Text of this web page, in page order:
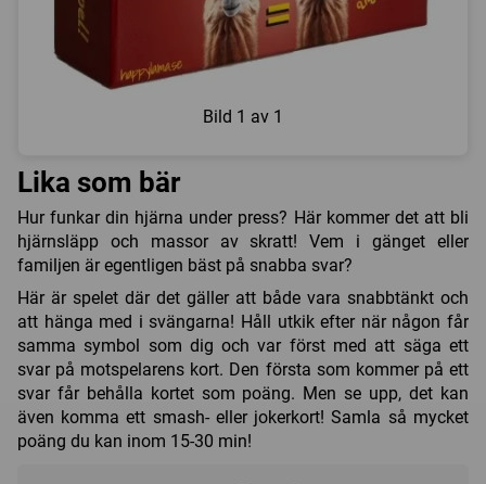
Bild 1 av 1
Lika som bär
Hur funkar din hjärna under press? Här kommer det att bli
hjärnsläpp och massor av skratt! Vem i gänget eller
familjen är egentligen bäst på snabba svar?
Här är spelet där det gäller att både vara snabbtänkt och
att hänga med i svängarna! Håll utkik efter när någon får
samma symbol som dig och var först med att säga ett
svar på motspelarens kort. Den första som kommer på ett
svar får behålla kortet som poäng. Men se upp, det kan
även komma ett smash- eller jokerkort! Samla så mycket
poäng du kan inom 15-30 min!